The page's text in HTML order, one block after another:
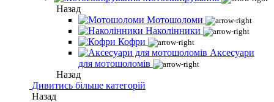
Назад
Мотошоломи
Наколінники
Кофри
Аксесуари
для мотошоломів
Назад
Дивитись більше категорій
Назад